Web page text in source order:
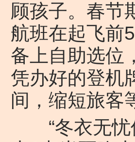
顾孩子。春节
航班在起飞前
备上自助选位
凭办好的登机
间，缩短旅客
“冬衣无忧